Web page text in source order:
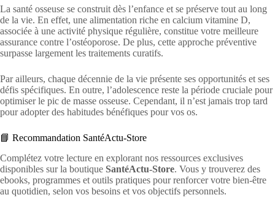
La santé osseuse se construit dès l’enfance et se préserve tout au long
de la vie. En effet, une alimentation riche en calcium vitamine D,
associée à une activité physique régulière, constitue votre meilleure
assurance contre l’ostéoporose. De plus, cette approche préventive
surpasse largement les traitements curatifs.
Par ailleurs, chaque décennie de la vie présente ses opportunités et ses
défis spécifiques. En outre, l’adolescence reste la période cruciale pour
optimiser le pic de masse osseuse. Cependant, il n’est jamais trop tard
pour adopter des habitudes bénéfiques pour vos os.
📘 Recommandation SantéActu-Store
Complétez votre lecture en explorant nos ressources exclusives
disponibles sur la boutique SantéActu-Store. Vous y trouverez des
ebooks, programmes et outils pratiques pour renforcer votre bien-être
au quotidien, selon vos besoins et vos objectifs personnels.